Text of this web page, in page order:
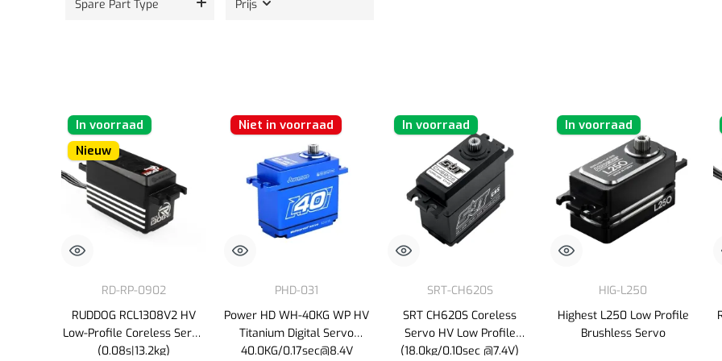
Spare Part Type Prijs
In voorraad
Nieuw
RD-RP-0902
RUDDOG RCL1308V2 HV
Low-Profile Coreless Servo
(0.08s|13.2kg)
Niet in voorraad
PHD-031
Power HD WH-40KG WP HV
Titanium Digital Servo
40.0KG/0.17sec@8.4V
In voorraad
SRT-CH620S
SRT CH620S Coreless
Servo HV Low Profile
(18.0kg/0.10sec @7.4V)
In voorraad
HIG-L250
Highest L250 Low Profile
Brushless Servo